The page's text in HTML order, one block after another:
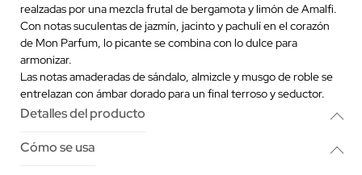
realzadas por una mezcla frutal de bergamota y limón de Amalfi.
Con notas suculentas de jazmín, jacinto y pachulí en el corazón
de Mon Parfum, lo picante se combina con lo dulce para
armonizar.
Las notas amaderadas de sándalo, almizcle y musgo de roble se
entrelazan con ámbar dorado para un final terroso y seductor.
Detalles del producto
Cómo se usa